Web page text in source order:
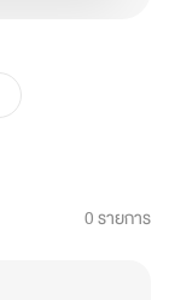
0 รายการ